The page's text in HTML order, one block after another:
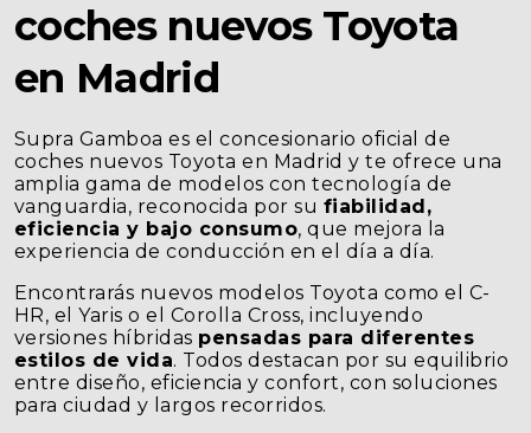
coches nuevos Toyota
en Madrid
Supra Gamboa es el concesionario oficial de
coches nuevos Toyota en Madrid y te ofrece una
amplia gama de modelos con tecnología de
vanguardia, reconocida por su fiabilidad,
eficiencia y bajo consumo, que mejora la
experiencia de conducción en el día a día.
Encontrarás nuevos modelos Toyota como el C-
HR, el Yaris o el Corolla Cross, incluyendo
versiones híbridas pensadas para diferentes
estilos de vida. Todos destacan por su equilibrio
entre diseño, eficiencia y confort, con soluciones
para ciudad y largos recorridos.